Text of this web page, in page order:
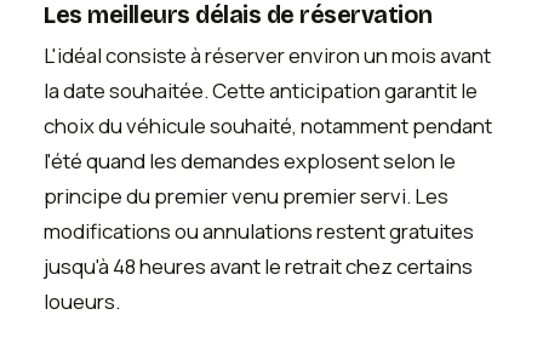
Les meilleurs délais de réservation
L'idéal consiste à réserver environ un mois avant
la date souhaitée. Cette anticipation garantit le
choix du véhicule souhaité, notamment pendant
l'été quand les demandes explosent selon le
principe du premier venu premier servi. Les
modifications ou annulations restent gratuites
jusqu'à 48 heures avant le retrait chez certains
loueurs.